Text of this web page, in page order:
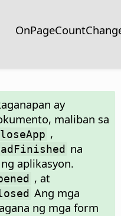
ay
maliban sa
,
na
aplikasyon.
, at
Ang mga
ng mga form